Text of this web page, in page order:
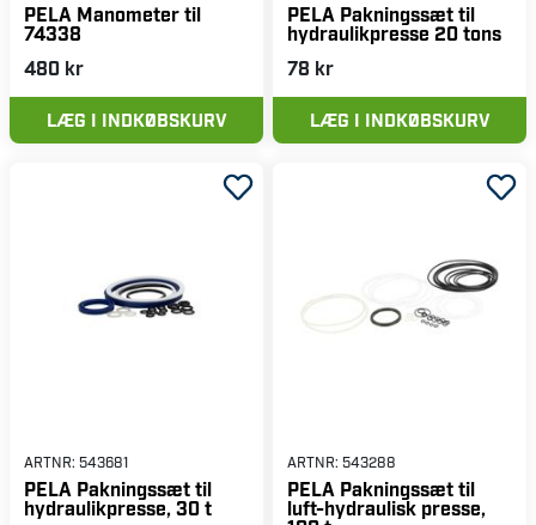
PELA Manometer til
74338
480 kr
LÆG I INDKØBSKURV
PELA Pakningssæt til
hydraulikpresse 20 tons
78 kr
LÆG I INDKØBSKURV
ARTNR: 543681
PELA Pakningssæt til
hydraulikpresse, 30 t
ARTNR: 543288
PELA Pakningssæt til
luft-hydraulisk presse,